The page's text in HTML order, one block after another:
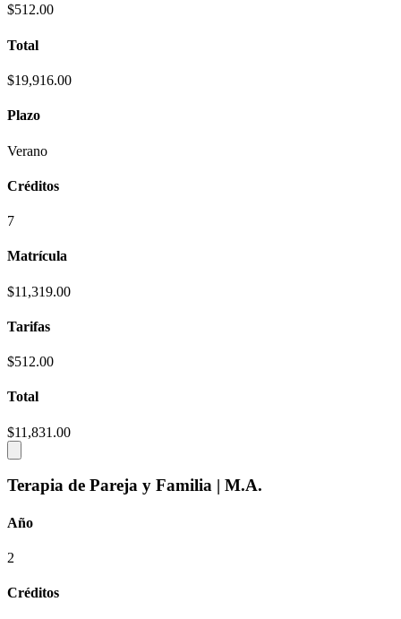
$512.00
Total
$19,916.00
Plazo
Verano
Créditos
7
Matrícula
$11,319.00
Tarifas
$512.00
Total
$11,831.00
Terapia de Pareja y Familia | M.A.
Año
2
Créditos